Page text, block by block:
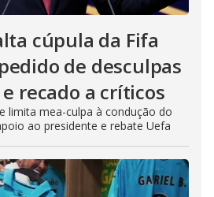
cúpula da Fifa
de desculpas
recado a críticos
limita mea-culpa à condução do
ao presidente e rebate Uefa